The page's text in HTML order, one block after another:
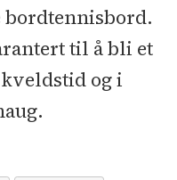
til å bli et
og i